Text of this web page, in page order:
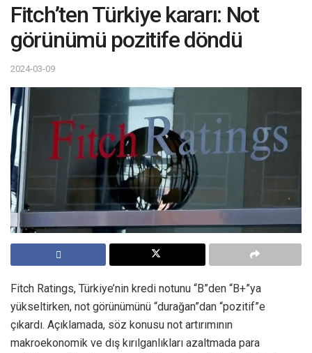
Fitch’ten Türkiye kararı: Not
görünümü pozitife döndü
2024-03-09
Fitch Ratings, Türkiye’nin kredi notunu “B”den “B+”ya
yükseltirken, not görünümünü “durağan”dan “pozitif”e
çıkardı. Açıklamada, söz konusu not artırımının
makroekonomik ve dış kırılganlıkları azaltmada para